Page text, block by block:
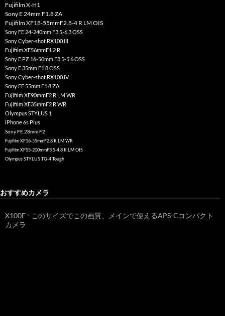
Fujifilm X-H1
Sony E 24mm F1.8 ZA
Fujifilm XF18-55mmF2.8-4 R LM OIS
Sony FE 24-240mm F3.5-6.3 OSS
Sony Cyber-shot RX100 III
Fujifilm XF56mmF1.2 R
Sony E PZ 16-50mm F3.5-5.6 OSS
Sony E 35mm F1.8 OSS
Sony Cyber-shot RX100 IV
Sony FE 55mm F1.8 ZA
Fujifilm XF90mmF2 R LM WR
Fujifilm XF35mmF2 R WR
Olympus STYLUS 1
iPhone 6s Plus
Sony FE 28mm F2
Fujifilm XF16-55mmF2.8 R LM WR
Fujifilm XF55-200mmF3.5-4.8 R LM OIS
Olympus STYLUS TG-4 Tough
おすすめカメラ
X100F - このサイズでこの画質、メインで使えるAPS-Cコンパクト
カメラ